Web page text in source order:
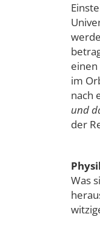
im
nach
und
der
Was